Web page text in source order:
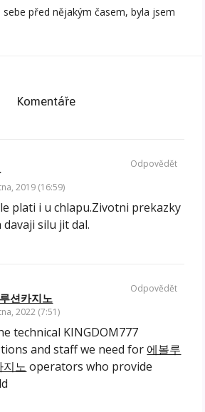
sebe před nějakým časem, byla jsem
Komentáře
2019 (16:59)
plati i u chlapu.Zivotni prekazky
davaji silu jit dal.
Odpovědět
션카지노
2022 (7:51)
technical KINGDOM777
and staff we need for 에볼루
지노 operators who provide
Odpovědět